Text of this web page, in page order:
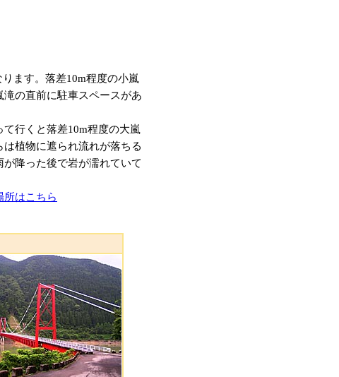
ます。落差10m程度の小嵐
の直前に駐車スペースがあ
行くと落差10m程度の大嵐
植物に遮られ流れが落ちる
降った後で岩が濡れていて
所はこちら